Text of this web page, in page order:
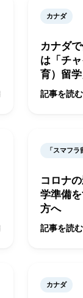
カナダ
カナダ
は「チ
育）留
記事を読む
「スマフ
コロナ
学準備
方へ
記事を読む
カナダ